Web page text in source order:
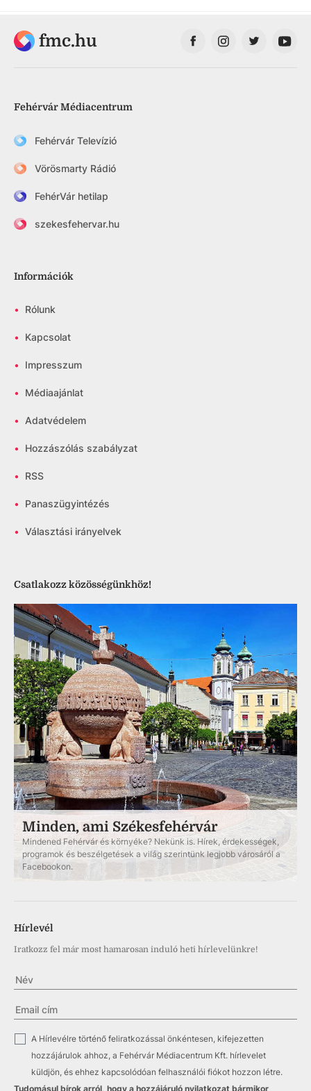
fmc.hu
Fehérvár Médiacentrum
Fehérvár Televízió
Vörösmarty Rádió
FehérVár hetilap
szekesfehervar.hu
Információk
• Rólunk
• Kapcsolat
• Impresszum
• Médiaajánlat
• Adatvédelem
• Hozzászólás szabályzat
• RSS
• Panaszügyintézés
• Választási irányelvek
Csatlakozz közösségünkhöz!
Minden, ami Székesfehérvár
Mindened Fehérvár és környéke? Nekünk is. Hírek, érdekességek,
programok és beszélgetések a világ szerintünk legjobb városáról a
Facebookon.
Hírlevél
Iratkozz fel már most hamarosan induló heti hírlevelünkre!
✓
A Hírlevélre történő feliratkozással önkéntesen, kifejezetten
hozzájárulok ahhoz, a Fehérvár Médiacentrum Kft. hírlevelet
küldjön, és ehhez kapcsolódóan felhasználói fiókot hozzon létre.
Tudomásul bírok arról, hogy a hozzájáruló nyilatkozat bármikor